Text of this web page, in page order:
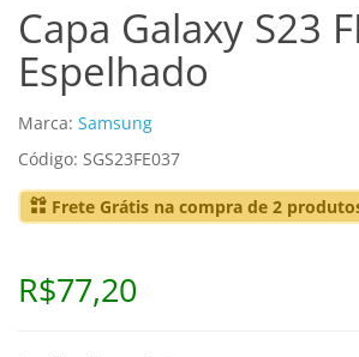
Capa Galaxy S23
Espelhado
Marca: Samsung
Código: SGS23FE037
Frete Grátis na compra de 2
R$77,20